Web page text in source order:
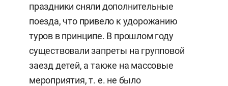
праздники сняли дополнительные
поезда, что привело к удорожанию
туров в принципе. В прошлом году
существовали запреты на групповой
заезд детей, а также на массовые
мероприятия, т. е. не было